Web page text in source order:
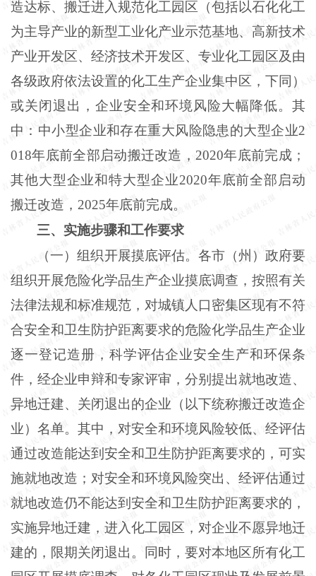
造达标、搬迁进入规范化工园区（包括以石化化工
为主导产业的新型工业化产业示范基地、高新技术
产业开发区、经济技术开发区、专业化工园区及由
各级政府依法设置的化工生产企业集中区，下同）
或关闭退出，企业安全和环境风险大幅降低。其
中：中小型企业和存在重大风险隐患的大型企业2
018年底前全部启动搬迁改造，2020年底前完成；
其他大型企业和特大型企业2020年底前全部启动
搬迁改造，2025年底前完成。
三、实施步骤和工作要求
（一）组织开展摸底评估。各市（州）政府要
组织开展危险化学品生产企业摸底调查，按照有关
法律法规和标准规范，对城镇人口密集区现有不符
合安全和卫生防护距离要求的危险化学品生产企业
逐一登记造册，科学评估企业安全生产和环保条
件，经企业申辩和专家评审，分别提出就地改造、
异地迁建、关闭退出的企业（以下统称搬迁改造企
业）名单。其中，对安全和环境风险较低、经评估
通过改造能达到安全和卫生防护距离要求的，可实
施就地改造；对安全和环境风险突出、经评估通过
就地改造仍不能达到安全和卫生防护距离要求的，
实施异地迁建，进入化工园区，对企业不愿异地迁
建的，限期关闭退出。同时，要对本地区所有化工